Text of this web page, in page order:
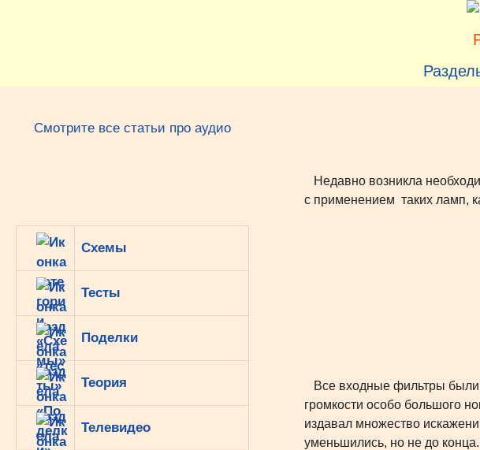
Недавно возникла
с применением таких ламп,
Все входные фильтры были
громкости особо большого
издавал множество
уменьшились, но не до
Смотрите все статьи про аудио
Схемы
Тесты
Поделки
Теория
Телевидео